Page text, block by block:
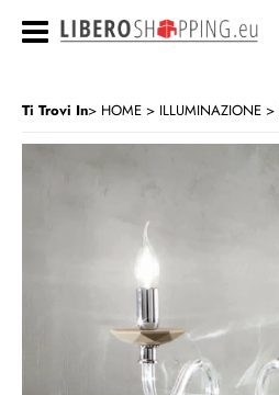
Ti Trovi In HOME ILLUMINAZIONE